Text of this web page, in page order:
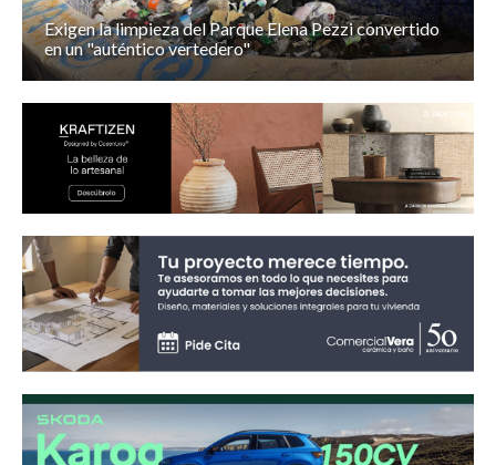
Exigen la limpieza del Parque Elena Pezzi convertido
en un "auténtico vertedero"